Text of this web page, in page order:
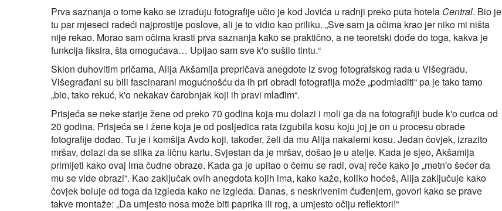
Prva saznanja o tome kako se izrađuju fotografije učio je kod Jovića u radnji preko puta hotela Central. Bio je
tu par mjeseci radeći najprostije poslove, ali je to vidio kao priliku. „Sve sam ja očima krao jer niko mi ništa
nije rekao. Morao sam očima krasti prva saznanja kako se praktično, a ne teoretski dođe do toga, kakva je
funkcija fiksira, šta omogućava… Upijao sam sve k'o sušilo tintu.“
Sklon duhovitim pričama, Alija Akšamija prepričava anegdote iz svog fotografskog rada u Višegradu.
Višegrađani su bili fascinarani mogućnošću da ih pri obradi fotografija može „podmladiti“ pa je tako tamo
„bio, tako rekuć, k'o nekakav čarobnjak koji ih pravi mlađim“.
Prisjeća se neke starije žene od preko 70 godina koja mu dolazi i moli ga da na fotografiji bude k'o curica od
20 godina. Prisjeća se i žene koja je od posljedica rata izgubila kosu koju joj je on u procesu obrade
fotografije dodao. Tu je i komšija Avdo koji, također, želi da mu Alija nakalemi kosu. Jedan čovjek, izrazito
mršav, dolazi da se slika za ličnu kartu. Svjestan da je mršav, došao je u atelje. Kada je sjeo, Akšamija
primijeti kako ovaj ima čudne obraze. Kada ga je upitao o čemu se radi, ovaj reče kako je „metn'o šećer da
mu se vide obrazi“. Kao zaključak ovih anegdota kojih ima, kako kaže, koliko hoćeš, Alija zaključuje kako
čovjek boluje od toga da izgleda kako ne izgleda. Danas, s neskrivenim čuđenjem, govori kako se prave
takve montaže: „Da umjesto nosa može biti paprika ili rog, a umjesto očiju reflektori!“